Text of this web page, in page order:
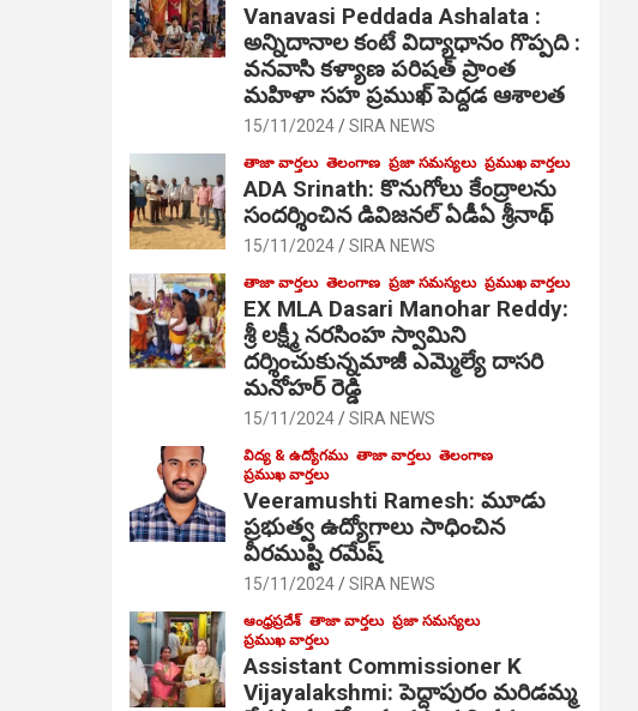
Vanavasi Peddada Ashalata :
అన్నిదానాల కంటే విద్యాధానం గొప్పది :
వనవాసి కళ్యాణ పరిషత్ ప్రాంత
మహిళా సహ ప్రముఖ్ పెద్దడ ఆశాలత
15/11/2024 SIRA NEWS
తాజా వార్తలు తెలంగాణ ప్రజా సమస్యలు ప్రముఖ వార్తలు
ADA Srinath: కొనుగోలు కేంద్రాల‌ను
సంద‌ర్శించిన డివిజనల్ ఏడీఏ శ్రీనాథ్
15/11/2024 SIRA NEWS
తాజా వార్తలు తెలంగాణ ప్రజా సమస్యలు ప్రముఖ వార్తలు
EX MLA Dasari Manohar Reddy:
శ్రీ లక్ష్మీ నరసింహ స్వామిని
దర్శించుకున్నమాజీ ఎమ్మెల్యే దాసరి
మనోహర్ రెడ్డి
15/11/2024 SIRA NEWS
విద్య & ఉద్యోగము తాజా వార్తలు తెలంగాణ
ప్రముఖ వార్తలు
Veeramushti Ramesh: మూడు
ప్రభుత్వ ఉద్యోగాలు సాధించిన
వీరముష్టి రమేష్
15/11/2024 SIRA NEWS
ఆంధ్రప్రదేశ్ తాజా వార్తలు ప్రజా సమస్యలు
ప్రముఖ వార్తలు
Assistant Commissioner K
Vijayalakshmi: పెద్దాపురం మరిడమ్మ